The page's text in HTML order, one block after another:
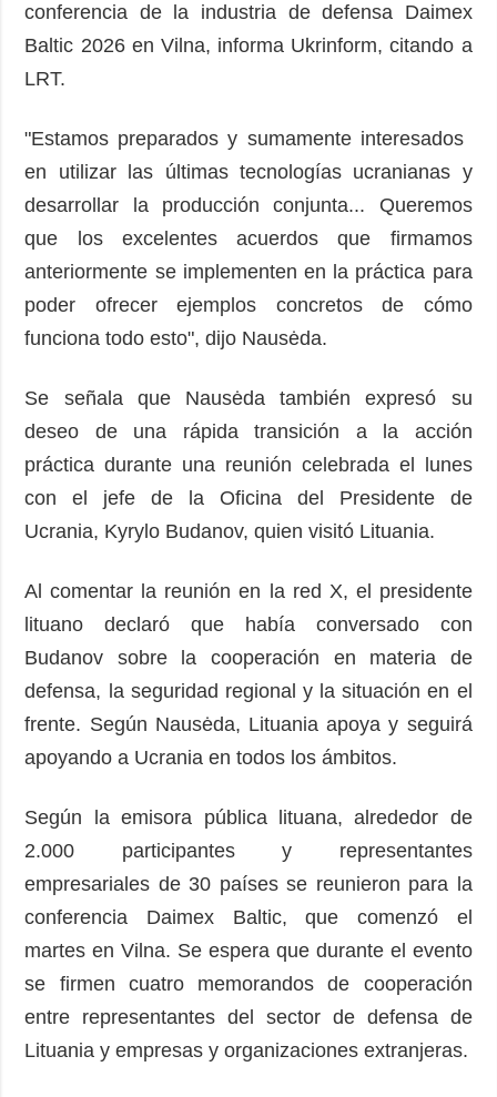
conferencia de la industria de defensa Daimex
Baltic 2026 en Vilna, informa Ukrinform, citando a
LRT.
"Estamos preparados y sumamente interesados ​​
en utilizar las últimas tecnologías ucranianas y
desarrollar la producción conjunta... Queremos
que los excelentes acuerdos que firmamos
anteriormente se implementen en la práctica para
poder ofrecer ejemplos concretos de cómo
funciona todo esto", dijo Nausėda.
Se señala que Nausėda también expresó su
deseo de una rápida transición a la acción
práctica durante una reunión celebrada el lunes
con el jefe de la Oficina del Presidente de
Ucrania, Kyrylo Budanov, quien visitó Lituania.
Al comentar la reunión en la red X, el presidente
lituano declaró que había conversado con
Budanov sobre la cooperación en materia de
defensa, la seguridad regional y la situación en el
frente. Según Nausėda, Lituania apoya y seguirá
apoyando a Ucrania en todos los ámbitos.
Según la emisora ​​pública lituana, alrededor de
2.000 participantes y representantes
empresariales de 30 países se reunieron para la
conferencia Daimex Baltic, que comenzó el
martes en Vilna. Se espera que durante el evento
se firmen cuatro memorandos de cooperación
entre representantes del sector de defensa de
Lituania y empresas y organizaciones extranjeras.